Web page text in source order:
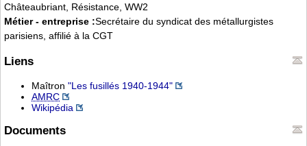
Châteaubriant, Résistance, WW2
Métier - entreprise :Secrétaire du syndicat des métallurgistes
parisiens, affilié à la CGT
Liens
Maîtron "Les fusillés 1940-1944"
AMRC
Wikipédia
Documents